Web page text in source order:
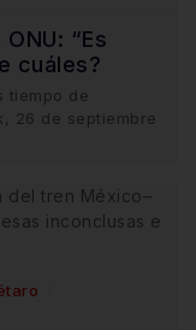
“Es
cuáles?
tiempo de
26 de septiembre